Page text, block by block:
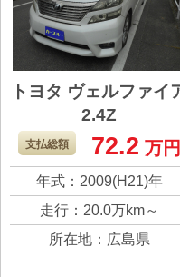
トヨタ ヴェルファイ
2.4Z
支払総額 72.2 万円
年式：2009(H21)年
走行：20.0万km～
所在地：広島県